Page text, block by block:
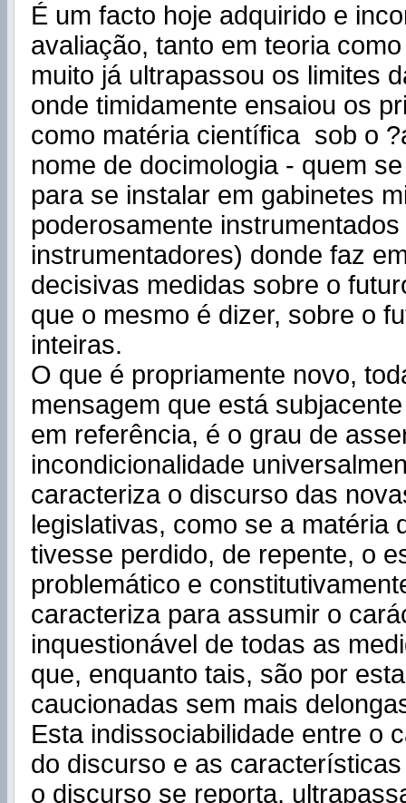
É um facto hoje adquirido e
avaliação, tanto em teoria
muito já ultrapassou os limites
onde timidamente ensaiou os
como matéria científica sob o
nome de docimologia - quem
para se instalar em gabinetes
poderosamente instrumentados
instrumentadores) donde faz
decisivas medidas sobre o
que o mesmo é dizer, sobre o
inteiras.
O que é propriamente novo,
mensagem que está
em referência, é o grau de
incondicionalidade
caracteriza o discurso das
legislativas, como se a matéria
tivesse perdido, de repente, o
problemático e
caracteriza para assumir o
inquestionável de todas as
que, enquanto tais, são por
caucionadas sem mais
Esta indissociabilidade entre o
do discurso e as
o discurso se reporta,